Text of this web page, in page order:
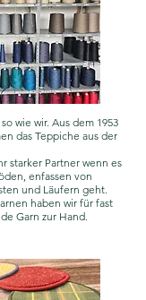
wie wir. Aus dem 1953
das Teppiche aus der
starker Partner wenn es
enfassen von
und Läufern geht.
haben wir für fast
Garn zur Hand.